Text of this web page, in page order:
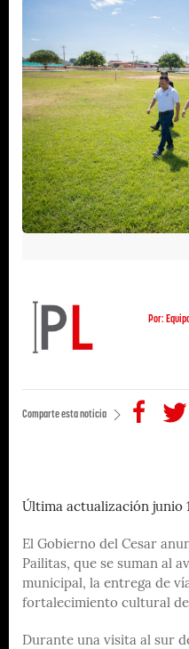
Por:
Comparte esta noticia
Última actualización junio
El Gobierno del Cesar
Pailitas, que se suman al
municipal, la entrega de
fortalecimiento cultural
Durante una visita al sur